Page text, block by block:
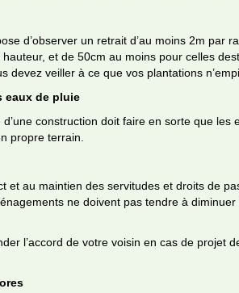
d’observer un retrait d’au moins 2m
et de 50cm au moins pour celles
devez veiller à ce que vos plantations
eaux de pluie
d’une construction doit faire en sorte que
propre terrain.
et au maintien des servitudes et droits de
ne doivent pas tendre à
l’accord de votre voisin en cas de projet